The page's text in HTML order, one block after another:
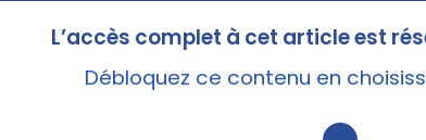
L’accès complet à cet article est
Débloquez ce contenu en